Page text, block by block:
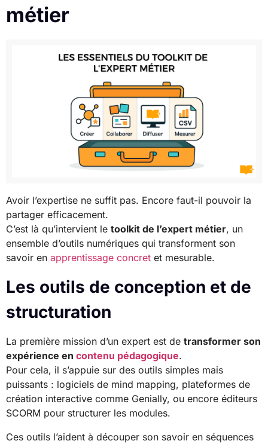
métier
Avoir l’expertise ne suffit pas. Encore faut-il pouvoir la
partager efficacement.
C’est là qu’intervient le toolkit de l’expert métier, un
ensemble d’outils numériques qui transforment son
savoir en apprentissage concret et mesurable.
Les outils de conception et de
structuration
La première mission d’un expert est de transformer son
expérience en contenu pédagogique.
Pour cela, il s’appuie sur des outils simples mais
puissants : logiciels de mind mapping, plateformes de
création interactive comme Genially, ou encore éditeurs
SCORM pour structurer les modules.
Ces outils l’aident à découper son savoir en séquences